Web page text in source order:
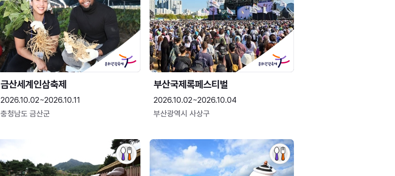
금산세계인삼축제
2026.10.02~2026.10.11
충청남도 금산군
부산국제록페스티벌
2026.10.02~2026.10.04
부산광역시 사상구